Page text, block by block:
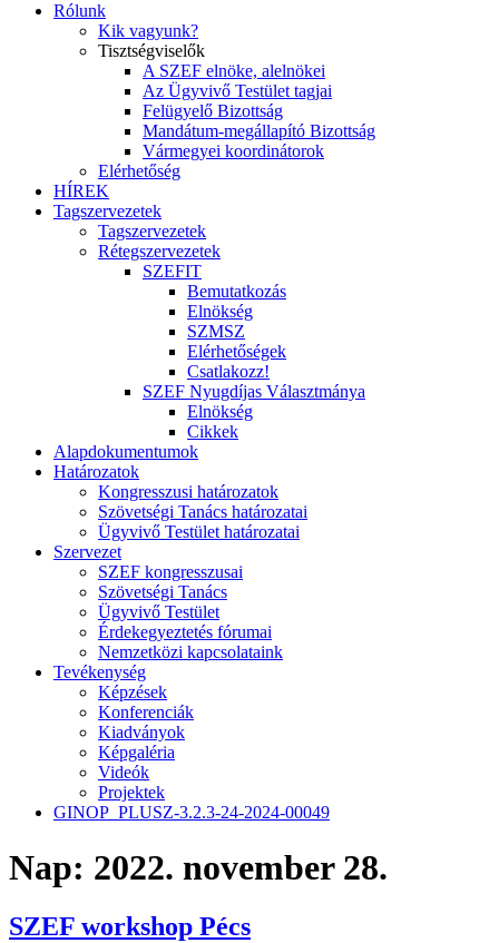
Rólunk
Kik vagyunk?
Tisztségviselők
A SZEF elnöke, alelnökei
Az Ügyvivő Testület tagjai
Felügyelő Bizottság
Mandátum-megállapító Bizottság
Vármegyei koordinátorok
Elérhetőség
HÍREK
Tagszervezetek
Tagszervezetek
Rétegszervezetek
SZEFIT
Bemutatkozás
Elnökség
SZMSZ
Elérhetőségek
Csatlakozz!
SZEF Nyugdíjas Választmánya
Elnökség
Cikkek
Alapdokumentumok
Határozatok
Kongresszusi határozatok
Szövetségi Tanács határozatai
Ügyvivő Testület határozatai
Szervezet
SZEF kongresszusai
Szövetségi Tanács
Ügyvivő Testület
Érdekegyeztetés fórumai
Nemzetközi kapcsolataink
Tevékenység
Képzések
Konferenciák
Kiadványok
Képgaléria
Videók
Projektek
GINOP_PLUSZ-3.2.3-24-2024-00049
Nap: 2022. november 28.
SZEF workshop Pécs